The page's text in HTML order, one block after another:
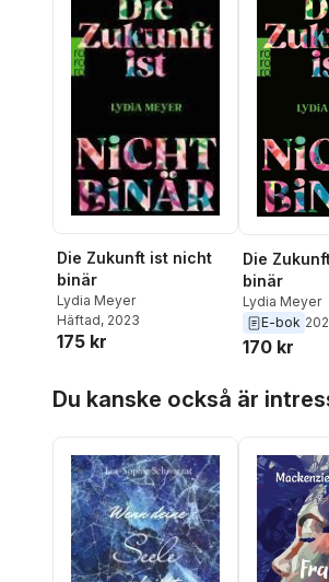
Die Zukunft ist nicht
binär
Lydia Meyer
Häftad, 2023
175 kr
Die
binär
Lydia Meyer
E-bok
170 kr
Du kanske också är